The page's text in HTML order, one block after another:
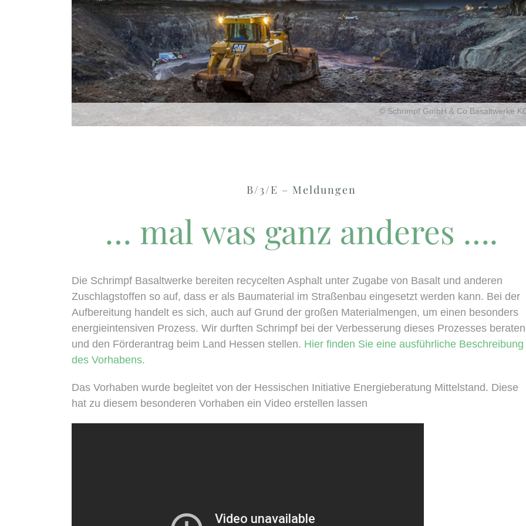
© Schrimpf GmbH & Co Basaltwerke
B/3/E – Meldungen
… mal was ganz anderes ….
Die Schrimpf Basaltwerke bereiten recycelten Asphalt unter Zugabe von Basalt und anderen
Zuschlagstoffen so auf, dass er als Baumaterial im Straßenbau eingesetzt werden kann. Bei der
Aufbereitung handelt es sich, auch auf Grund der großen Materialmengen, um einen besonders
energieintensiven Prozess. Wir durften Schrimpf bei der Verbesserung dieses Prozesses beraten
und den Förderantrag beim Land Hessen stellen. Hier finden Sie eine ausführliche Beschreibung
des Vorhabens.
Das Vorhaben wurde begleitet von der Hessischen Initiative Energieberatung Mittelstand. Diese
hat zu diesem besonderen Vorhaben ein Video erstellen lassen